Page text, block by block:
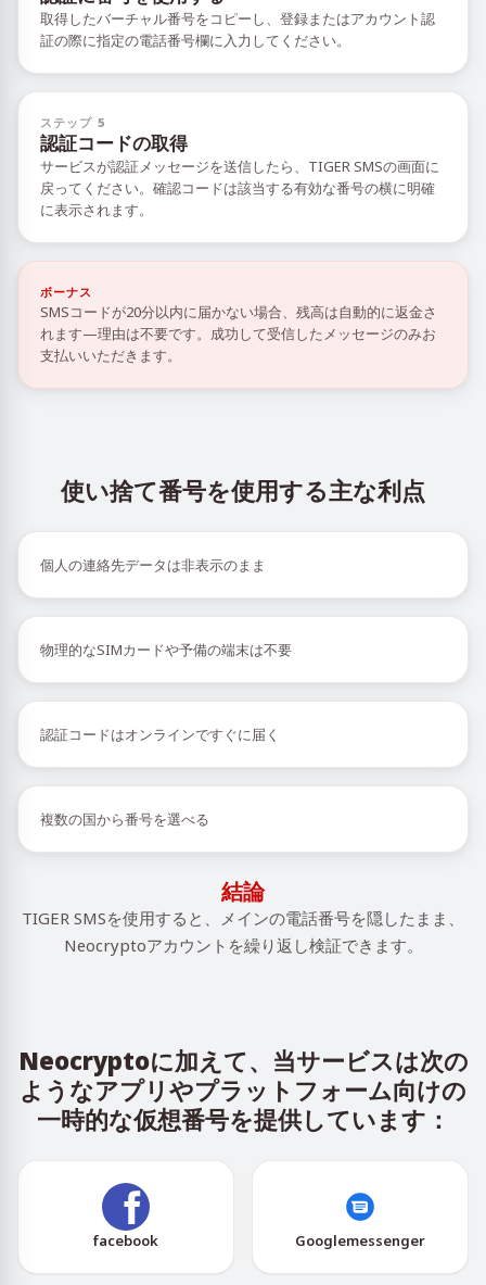
取得したバーチャル番号をコピーし、登録またはアカウント認
証の際に指定の電話番号欄に入力してください。
ステップ 5
認証コードの取得
サービスが認証メッセージを送信したら、TIGER SMSの画面に
戻ってください。確認コードは該当する有効な番号の横に明確
に表示されます。
ボーナス
SMSコードが20分以内に届かない場合、残高は自動的に返金さ
れます—理由は不要です。成功して受信したメッセージのみお
支払いいただきます。
使い捨て番号を使用する主な利点
個人の連絡先データは非表示のまま
物理的なSIMカードや予備の端末は不要
認証コードはオンラインですぐに届く
複数の国から番号を選べる
結論
TIGER SMSを使用すると、メインの電話番号を隠したまま、
Neocryptoアカウントを繰り返し検証できます。
Neocryptoに加えて、当サービスは次の
ようなアプリやプラットフォーム向けの
一時的な仮想番号を提供しています：
facebook Googlemessenger